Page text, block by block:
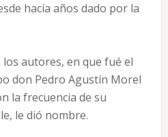
hacía años dado por la
autores, en que fué el
don Pedro Agustín Morel
la frecuencia de su
le dió nombre.